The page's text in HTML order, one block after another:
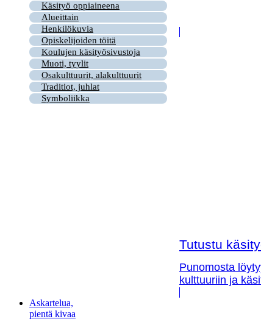
Käsityö oppiaineena
Alueittain
Henkilökuvia
Opiskelijoiden töitä
Koulujen käsityösivustoja
Muoti, tyylit
Osakulttuurit, alakulttuurit
Traditiot, juhlat
Symboliikka
Tutustu
Punomosta
kulttuuriin ja
Askartelua,
pientä kivaa